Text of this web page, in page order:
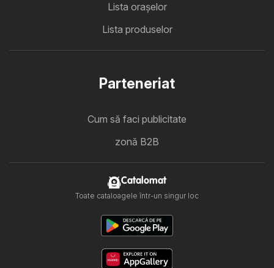
Lista oraşelor
Lista produselor
Parteneriat
Cum să faci publicitate
zonă B2B
Catalomat
Toate cataloagele într-un singur loc